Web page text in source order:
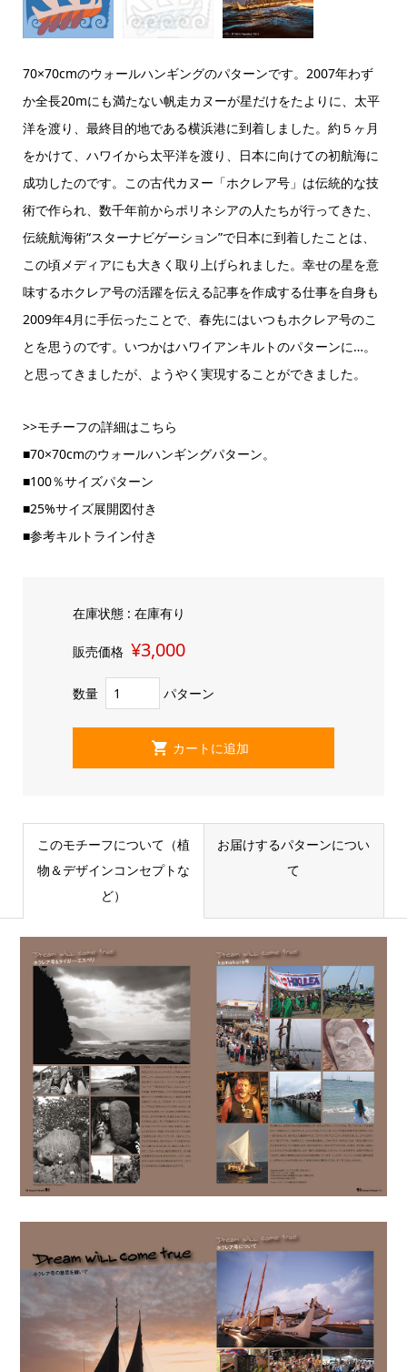
70×70cmのウォールハンギングのパターンです。2007年わず
か全長20mにも満たない帆走カヌーが星だけをたよりに、太平
洋を渡り、最終目的地である横浜港に到着しました。約５ヶ月
をかけて、ハワイから太平洋を渡り、日本に向けての初航海に
成功したのです。この古代カヌー「ホクレア号」は伝統的な技
術で作られ、数千年前からポリネシアの人たちが行ってきた、
伝統航海術“スターナビゲーション”で日本に到着したことは、
この頃メディアにも大きく取り上げられました。幸せの星を意
味するホクレア号の活躍を伝える記事を作成する仕事を自身も
2009年4月に手伝ったことで、春先にはいつもホクレア号のこ
とを思うのです。いつかはハワイアンキルトのパターンに…。
と思ってきましたが、ようやく実現することができました。
>>モチーフの詳細はこちら
■70×70cmのウォールハンギングパターン。
■100％サイズパターン
■25%サイズ展開図付き
■参考キルトライン付き
在庫状態 : 在庫有り
販売価格 ¥3,000
数量 パターン
このモチーフについて（植
物＆デザインコンセプトな
ど）
お届けするパターンについ
て